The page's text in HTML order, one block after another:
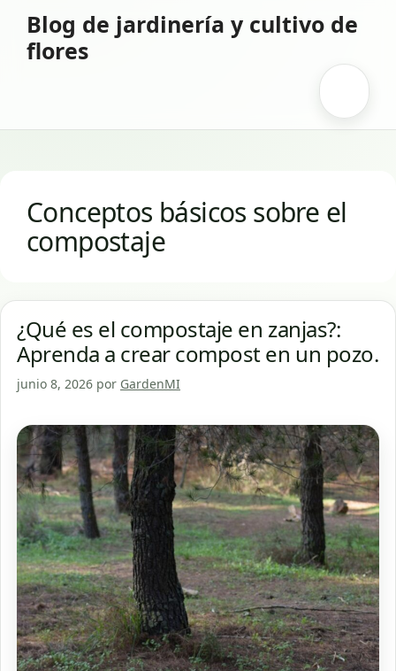
contenido
Blog de jardinería y cultivo de
flores
Conceptos básicos sobre el
compostaje
¿Qué es el compostaje en zanjas?:
Aprenda a crear compost en un pozo.
junio 8, 2026 por GardenMI